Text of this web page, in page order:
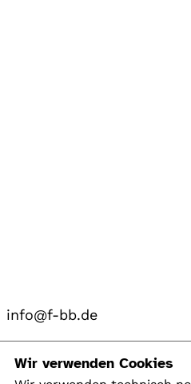
info@f-bb.de
Navigation
Wir verwenden Cookies